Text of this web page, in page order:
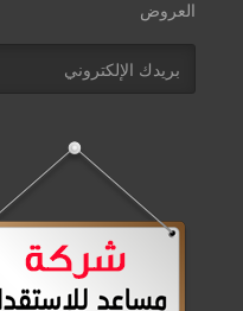
العروض